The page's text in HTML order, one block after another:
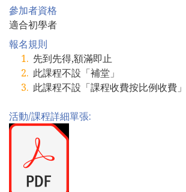
參加者資格
適合初學者
報名規則
先到先得,額滿即止
此課程不設「補堂」
此課程不設「課程收費按比例收費」
活動/課程詳細單張: